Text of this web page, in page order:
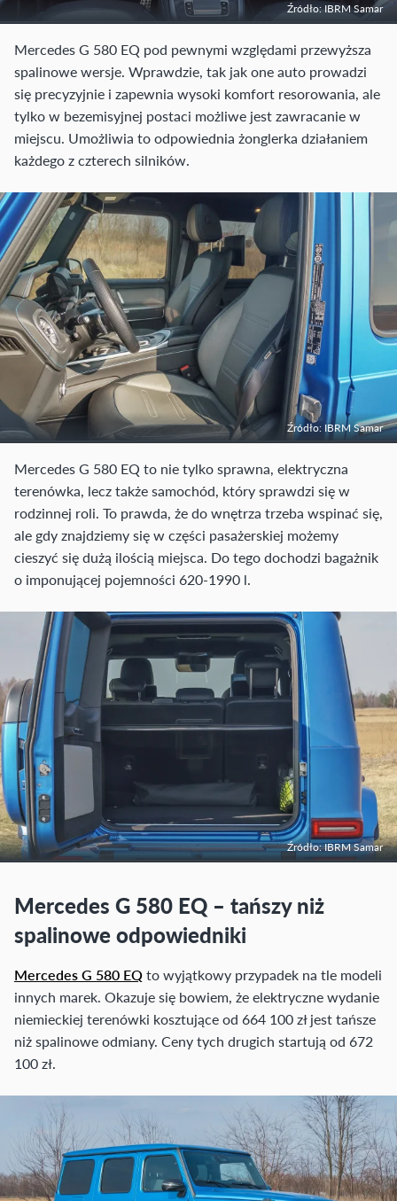
Źródło: IBRM Samar
Mercedes G 580 EQ pod pewnymi względami przewyższa
spalinowe wersje. Wprawdzie, tak jak one auto prowadzi
się precyzyjnie i zapewnia wysoki komfort resorowania, ale
tylko w bezemisyjnej postaci możliwe jest zawracanie w
miejscu. Umożliwia to odpowiednia żonglerka działaniem
każdego z czterech silników.
Źródło: IBRM Samar
Mercedes G 580 EQ to nie tylko sprawna, elektryczna
terenówka, lecz także samochód, który sprawdzi się w
rodzinnej roli. To prawda, że do wnętrza trzeba wspinać się,
ale gdy znajdziemy się w części pasażerskiej możemy
cieszyć się dużą ilością miejsca. Do tego dochodzi bagażnik
o imponującej pojemności 620-1990 l.
Źródło: IBRM Samar
Mercedes G 580 EQ – tańszy niż
spalinowe odpowiedniki
Mercedes G 580 EQto wyjątkowy przypadek na tle modeli
innych marek. Okazuje się bowiem, że elektryczne wydanie
niemieckiej terenówki kosztujące od 664 100 zł jest tańsze
niż spalinowe odmiany. Ceny tych drugich startują od 672
100 zł.